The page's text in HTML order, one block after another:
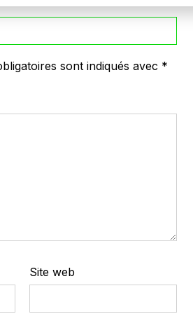
sont indiqués avec *
Site web